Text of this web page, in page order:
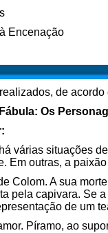
Encenação
de
Os
várias situações
Em outras, a
Colom. A sua
pela capivara. Se
de um
Píramo, ao